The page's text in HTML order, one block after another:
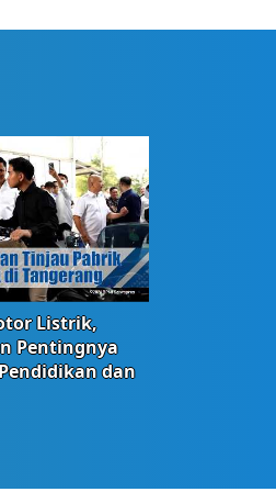
Listrik,
Pentingnya
dan